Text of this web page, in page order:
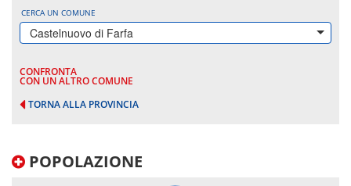
CERCA UN COMUNE
Castelnuovo di Farfa
CONFRONTA
CON UN ALTRO COMUNE
TORNA ALLA PROVINCIA
POPOLAZIONE